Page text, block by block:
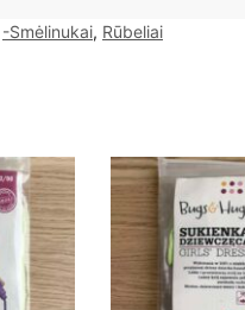
-Smėlinukai, Rūbeliai